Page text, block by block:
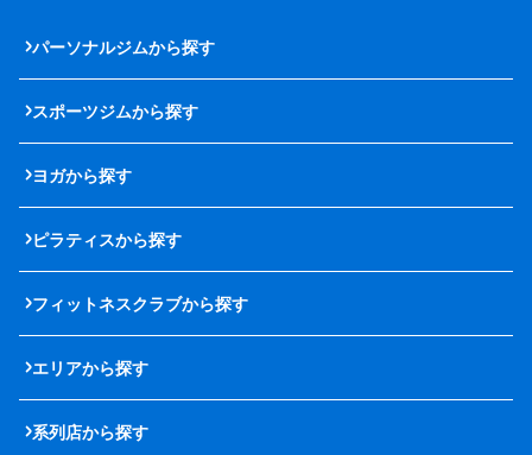
パーソナルジムから探す
スポーツジムから探す
ヨガから探す
ピラティスから探す
フィットネスクラブから探す
エリアから探す
系列店から探す